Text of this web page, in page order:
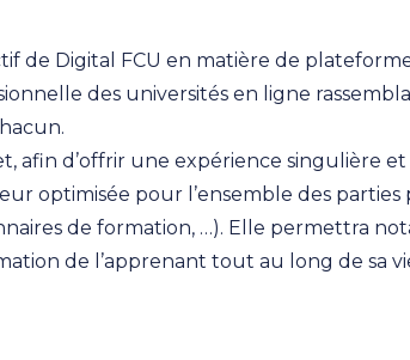
de Digital FCU en matière de
des universités en ligne
afin d’offrir une expérience singulière
optimisée pour l’ensemble des
de formation, …). Elle permettra
de l’apprenant tout au long de sa